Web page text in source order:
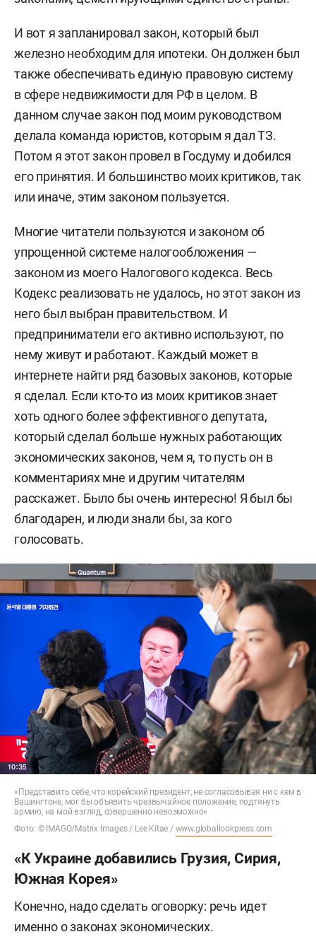
И вот я запланировал закон, который был
железно необходим для ипотеки. Он должен был
также обеспечивать единую правовую систему
в сфере недвижимости для РФ в целом. В
данном случае закон под моим руководством
делала команда юристов, которым я дал ТЗ.
Потом я этот закон провел в Госдуму и добился
его принятия. И большинство моих критиков, так
или иначе, этим законом пользуется.
Многие читатели пользуются и законом об
упрощенной системе налогообложения —
законом из моего Налогового кодекса. Весь
Кодекс реализовать не удалось, но этот закон из
него был выбран правительством. И
предприниматели его активно используют, по
нему живут и работают. Каждый может в
интернете найти ряд базовых законов, которые
я сделал. Если кто-то из моих критиков знает
хоть одного более эффективного депутата,
который сделал больше нужных работающих
экономических законов, чем я, то пусть он в
комментариях мне и другим читателям
расскажет. Было бы очень интересно! Я был бы
благодарен, и люди знали бы, за кого
голосовать.
«Представить себе, что корейский президент, не согласовывая ни с кем в
Вашингтоне, мог бы объявить чрезвычайное положение, подтянуть
армию, на мой взгляд, совершенно невозможно»
Фото: © IMAGO/Matrix Images / Lee Kitae / www.globallookpress.com
«К Украине добавились Грузия, Сирия,
Южная Корея»
Конечно, надо сделать оговорку: речь идет
именно о законах экономических.